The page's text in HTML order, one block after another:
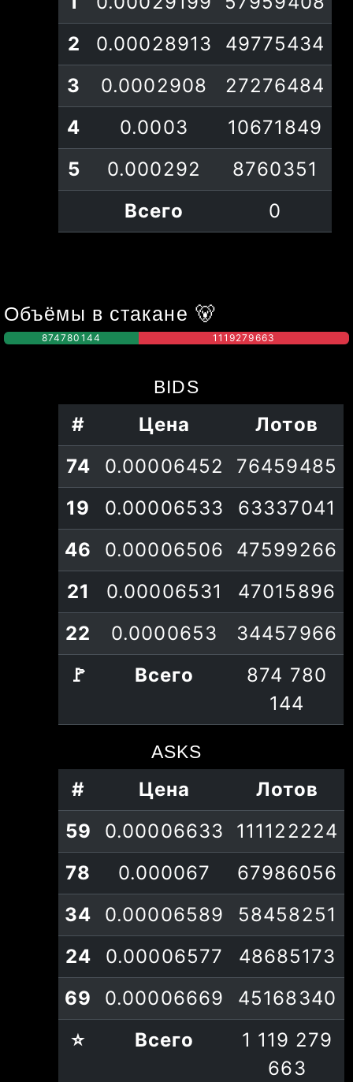
1 0.00029199 57959408
2
0.00028913 49775434
3
0.0002908
27276484
4
0.0003
10671849
5
0.000292
8760351
Всего
0
Объёмы в стакане 🐻
BIDS
# Цена
Лотов
74
0.00006452 76459485
19
0.00006533
63337041
46 0.00006506 47599266
21
0.00006531
47015896
22
0.0000653
34457966
874 780
144
ASKS
# Цена
Лотов
59 0.00006633 111122224
78
0.000067
67986056
34 0.00006589
58458251
24
0.00006577
48685173
69 0.00006669
45168340
1 119 279